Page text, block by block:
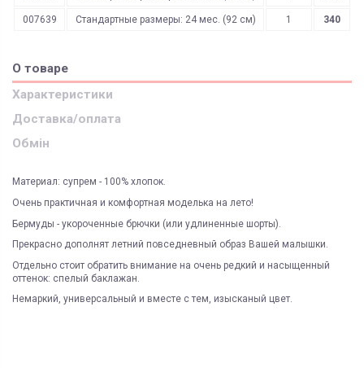
007639 Стандартные размеры: 24 мес. (92 см) 1 340
О товаре
Характеристики
Доставка/оплата
Обмін
Материал: супрем - 100% хлопок.
Очень практичная и комфортная моделька на лето!
Бермуды - укороченные брючки (или удлиненные шорты).
Прекрасно дополнят летний повседневный образ Вашей малышки.
Отдельно стоит обратить внимание на очень редкий и насыщенный
оттенок: спелый баклажан.
Немаркий, универсальный и вместе с тем, изысканый цвет.